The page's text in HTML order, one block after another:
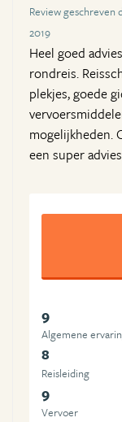
Review
2019
Heel goed
rondreis.
plekjes, goede
mogelijkheden.
een super advies
9
Algemene
8
Reisleiding
9
Vervoer